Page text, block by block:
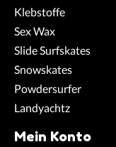
Klebstoffe
Sex Wax
Slide Surfskates
Snowskates
Powdersurfer
Landyachtz
Mein Konto